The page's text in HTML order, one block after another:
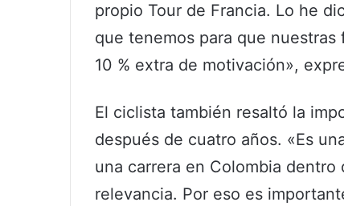
propio Tour de Francia. Lo he
que tenemos para que
10 % extra de motivación»,
El ciclista también resaltó la
después de cuatro años. «Es
una carrera en Colombia
relevancia. Por eso es